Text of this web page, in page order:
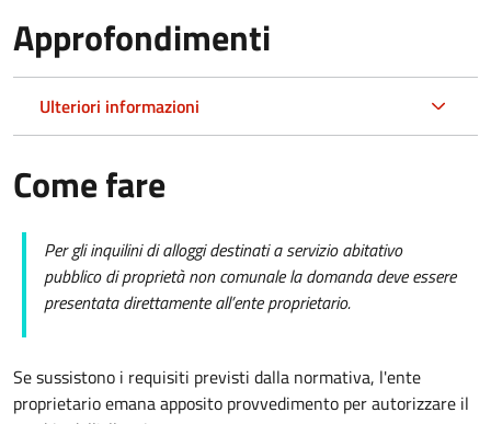
Approfondimenti
Ulteriori informazioni
Come fare
Per gli inquilini di alloggi destinati a servizio abitativo
pubblico di proprietà non comunale la domanda deve essere
presentata direttamente all’ente proprietario.
Se sussistono i requisiti previsti dalla normativa, l'ente
proprietario emana apposito provvedimento per autorizzare il